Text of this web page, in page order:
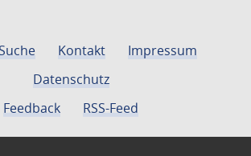
Kontakt
Impressum
Datenschutz
Feedback
RSS-Feed